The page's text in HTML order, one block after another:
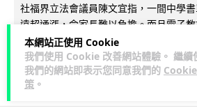
本網站正使用 Cookie
我們使用 Cookie 改善網站體驗。 繼續
我們的網站即表示您同意我們的
策 。
社福界立法會議員陳文宜指，一間中學
遠超通漲，令家長難以負擔。而且電子
令學生無法完成功課，二手...
986 381↗ 分享